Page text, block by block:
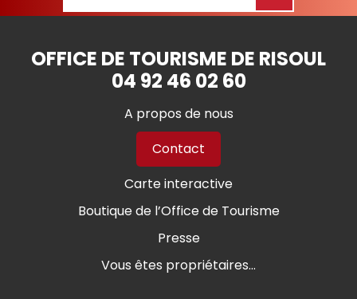
OFFICE DE TOURISME DE RISOUL
04 92 46 02 60
A propos de nous
Contact
Carte interactive
Boutique de l’Office de Tourisme
Presse
Vous êtes propriétaires...